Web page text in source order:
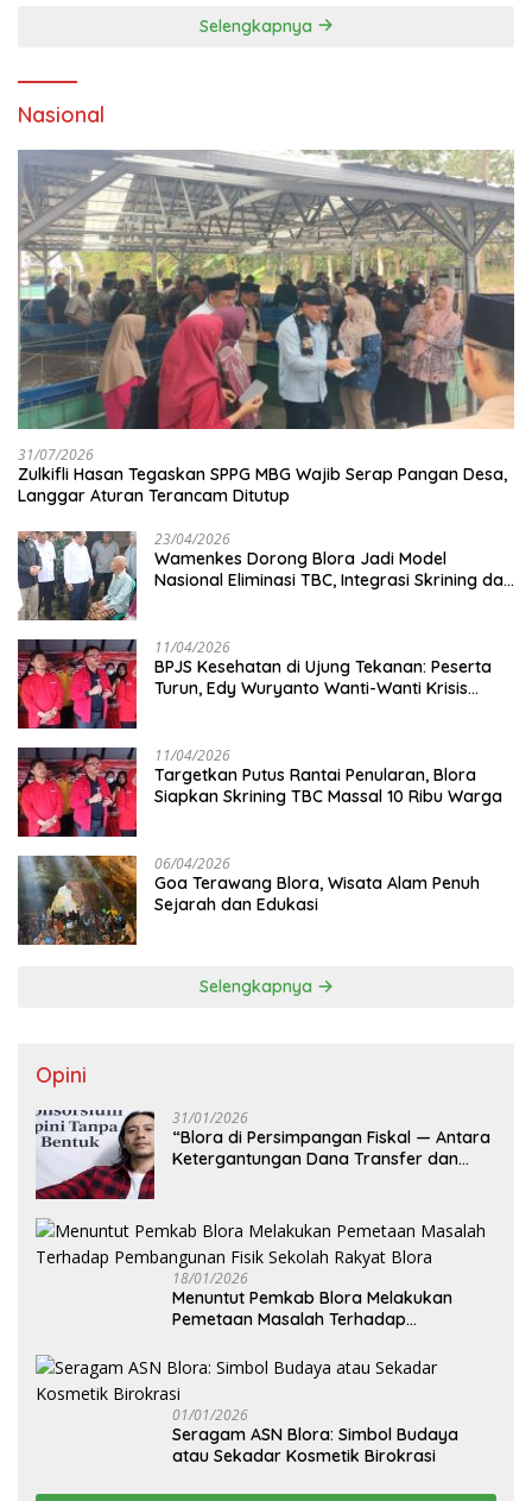
Selengkapnya
Nasional
31/07/2026
Zulkifli Hasan Tegaskan SPPG MBG Wajib Serap Pangan Desa,
Langgar Aturan Terancam Ditutup
23/04/2026
Wamenkes Dorong Blora Jadi Model
Nasional Eliminasi TBC, Integrasi Skrining dan
11/04/2026
BPJS Kesehatan di Ujung Tekanan: Peserta
Turun, Edy Wuryanto Wanti-Wanti Krisis
11/04/2026
‎Targetkan Putus Rantai Penularan, Blora
Siapkan Skrining TBC Massal 10 Ribu Warga
06/04/2026
Goa Terawang Blora, Wisata Alam Penuh
Sejarah dan Edukasi
Selengkapnya
Opini
31/01/2026
‎“Blora di Persimpangan Fiskal — Antara
Ketergantungan Dana Transfer dan
18/01/2026
‎Menuntut Pemkab Blora Melakukan
Pemetaan Masalah Terhadap
Blora
01/01/2026
‎Seragam ASN Blora: Simbol Budaya
atau Sekadar Kosmetik Birokrasi